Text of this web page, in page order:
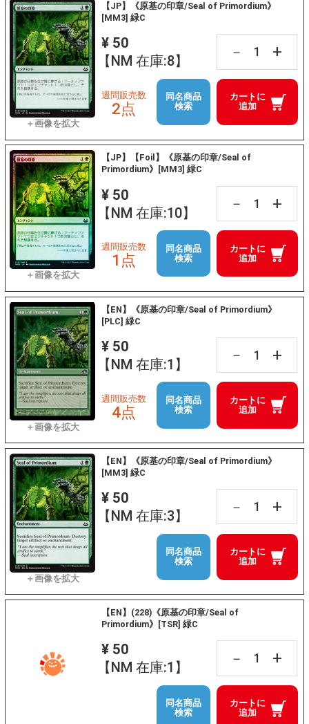
【JP】《原基の印章/Seal of Primordium》
[MM3] 緑C
¥ 50
【NM 在庫:8】
－ +
カートに
追加
週間販売数
2点
同名商品
検索
【JP】【Foil】《原基の印章/Seal of
Primordium》[MM3] 緑C
¥ 50
【NM 在庫:10】
－ +
カートに
追加
週間販売数
1点
同名商品
検索
【EN】《原基の印章/Seal of Primordium》
[PLC] 緑C
¥ 50
【NM 在庫:1】
－ +
カートに
追加
週間販売数
4点
同名商品
検索
【EN】《原基の印章/Seal of Primordium》
[MM3] 緑C
¥ 50
【NM 在庫:3】
－ +
カートに
追加
同名商品
検索
【EN】(228)《原基の印章/Seal of
Primordium》[TSR] 緑C
¥ 50
【NM 在庫:1】
－ +
カートに
追加
同名商品
検索